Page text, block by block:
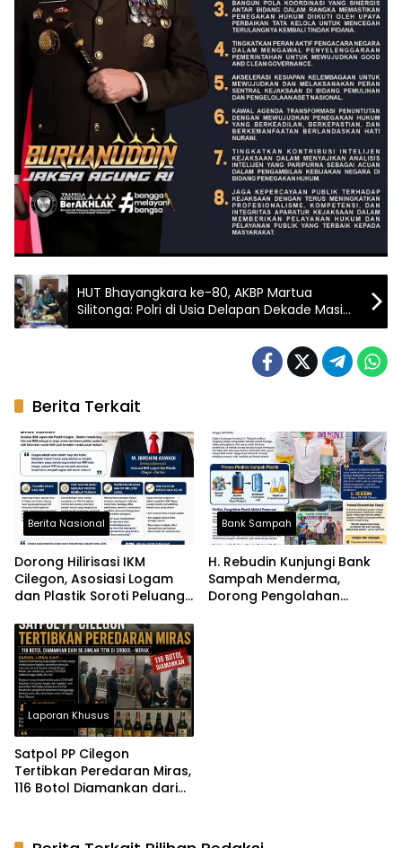
HUT Bhayangkara ke-80, AKBP Martua
Silitonga: Polri di Usia Delapan Dekade Masih
Memiliki Kekurangan, Harus Terus Berbenah
Berita Terkait
Berita Nasional
Dorong Hilirisasi IKM
Cilegon, Asosiasi Logam
dan Plastik Soroti Peluang
dan Kimia
Bank Sampah
H. Rebudin Kunjungi Bank
Sampah Menderma,
Dorong Pengolahan
Laporan Khusus
Satpol PP Cilegon
Tertibkan Peredaran Miras,
116 Botol Diamankan dari